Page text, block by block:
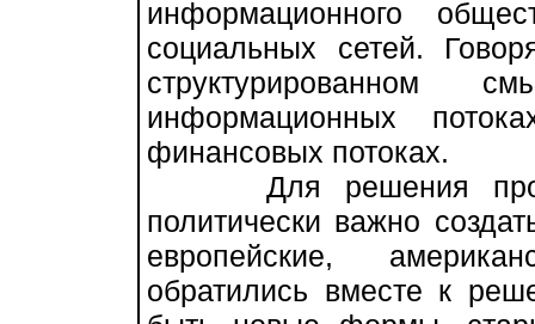
информационного
социальных сетей.
структурированном
информационных
финансовых потоках.
Для решения
политически важно
европейские,
обратились вместе к